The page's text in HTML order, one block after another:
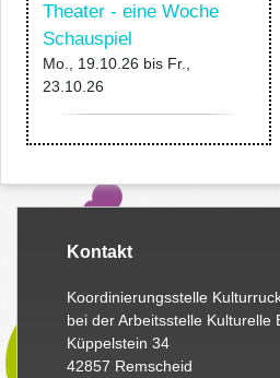
Theater - eine Woche
Schauspiel
Mo., 19.10.26 bis Fr.,
23.10.26
Kontakt
Koordinierungsstelle
bei der Arbeitsstelle Kulturelle
Küppelstein 34
42857 Remscheid